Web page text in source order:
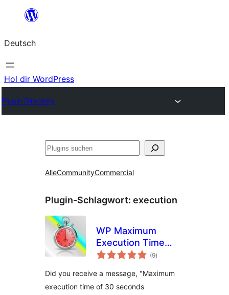
springen
Deutsch
Hol dir WordPress
Plugin Directory
Suchen
AlleCommunityCommercial
Plugin-Schlagwort: execution
WP Maximum
Execution Time
Exceeded
(9Bewertungen
insgesamt
)
Did you receive a message, "Maximum
execution time of 30 seconds